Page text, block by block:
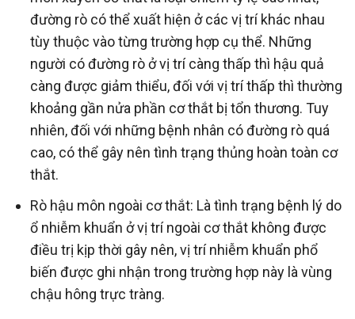
đường rò có thể xuất hiện ở các vị trí khác nhau
tùy thuộc vào từng trường hợp cụ thể. Những
người có đường rò ở vị trí càng thấp thì hậu quả
càng được giảm thiểu, đối với vị trí thấp thì thường
khoảng gần nửa phần cơ thắt bị tổn thương. Tuy
nhiên, đối với những bệnh nhân có đường rò quá
cao, có thể gây nên tình trạng thủng hoàn toàn cơ
thắt.
Rò hậu môn ngoài cơ thắt: Là tình trạng bệnh lý do
ổ nhiễm khuẩn ở vị trí ngoài cơ thắt không được
điều trị kịp thời gây nên, vị trí nhiễm khuẩn phổ
biến được ghi nhận trong trường hợp này là vùng
chậu hông trực tràng.